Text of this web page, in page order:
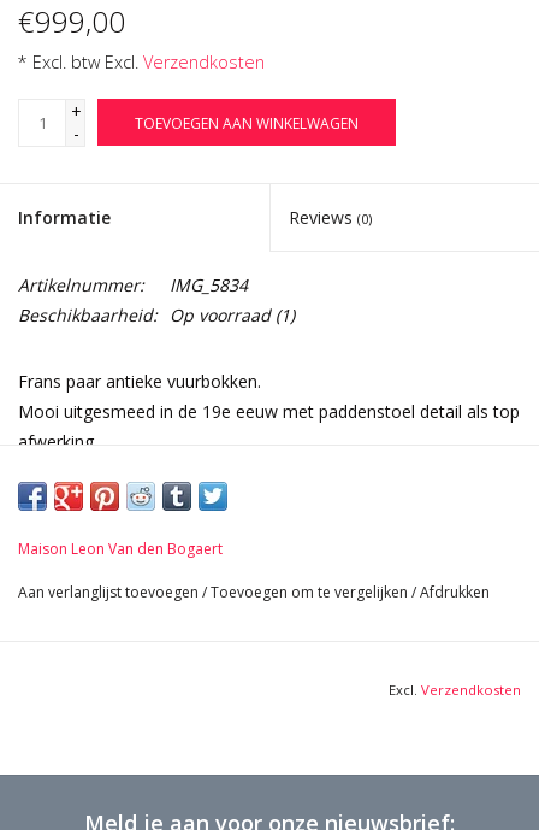
€999,00
* Excl. btw Excl. Verzendkosten
+
-
TOEVOEGEN AAN WINKELWAGEN
Informatie Reviews (0)
Artikelnummer:
IMG_5834
Beschikbaarheid: Op voorraad(1)
Frans paar antieke vuurbokken.
Mooi uitgesmeed in de 19e eeuw met paddenstoel detail als top
afwerking.
48 cm Hoogte 18,90 Inch
53 cm Lengte 20,87 Inch
9,8 Kg
Maison Leon Van den Bogaert
Aan verlanglijst toevoegen /Toevoegen om te vergelijken /Afdrukken
Excl. Verzendkosten
Meld je aan voor onze nieuwsbrief: